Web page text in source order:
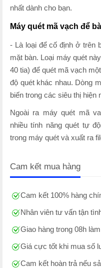
nhất dành cho bạn.
Máy quét mã vạch để
- Là loại để cố định ở trên
mặt bàn. Loại máy quét
40 tia) để quét mã vạch
độ quét khác nhau. Dòng
biến trong các siêu thị hiện
Ngoài ra máy quét mã
nhiều tính năng quét tự
trong máy quét và xuất ra
Cam kết mua hàng
Cam kết 100% hàng
Nhân viên tư vấn tận
Giao hàng trong 08h
Giá cực tốt khi mua số
Cam kết hoàn trả nếu